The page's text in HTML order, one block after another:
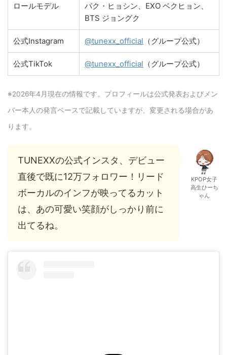
ロールモデル
パク・ヒョシン、EXO ベクヒョン、
BTS ジョングク
公式Instagram @tunexx_official （グループ公式）
公式TikTok @tunexx_official （グループ公式）
※2026年4月現在の情報です。プロフィールは公式発表およびメン
バー本人の発言ベースで記載していますが、変更される場合があ
ります。
TUNEXXの公式インスタ、デビュー
直後で既に12万フォロワー！リード
ボーカルのインフが映ってるカット
は、あの可愛い笑顔がしっかり前に
出てるね。
KPOP女子
高生ひーち
ゃん